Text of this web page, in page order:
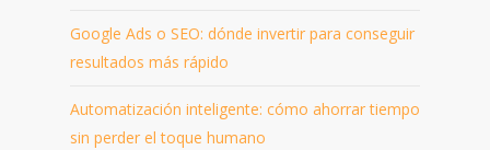
Google Ads o SEO: dónde invertir para conseguir
resultados más rápido
Automatización inteligente: cómo ahorrar tiempo
sin perder el toque humano